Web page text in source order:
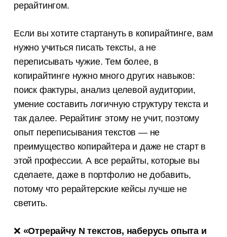
рерайтингом.
Если вы хотите стартануть в копирайтинге, вам
нужно учиться писать тексты, а не
переписывать чужие. Тем более, в
копирайтинге нужно много других навыков:
поиск фактуры, анализ целевой аудитории,
умение составить логичную структуру текста и
так далее. Рерайтинг этому не учит, поэтому
опыт переписывания текстов — не
преимущество копирайтера и даже не старт в
этой профессии. А все рерайты, которые вы
сделаете, даже в портфолио не добавить,
потому что рерайтерские кейсы лучше не
светить.
❌ «Отрерайчу N текстов, наберусь опыта и